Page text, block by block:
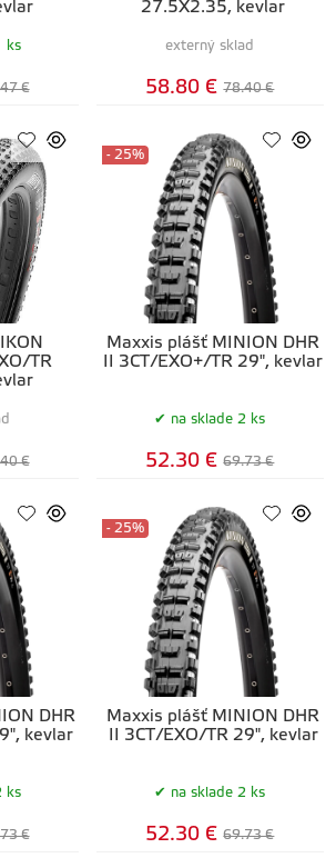
ks
€
27.5X2.35, kevlar
externý sklad
58.80 € 78.40 €
TR
€
Maxxis plášť MINION DHR
II 3CT/EXO+/TR 29", kevlar
- 25%
na sklade 2 ks
52.30 € 69.73 €
DHR
kevlar
ks
€
Maxxis plášť MINION DHR
II 3CT/EXO/TR 29", kevlar
- 25%
na sklade 2 ks
52.30 € 69.73 €